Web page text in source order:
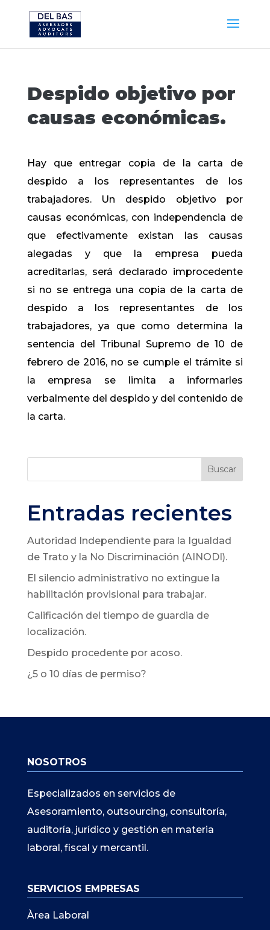
Despido objetivo por
causas económicas.
Hay que entregar copia de la carta de
despido a los representantes de los
trabajadores. Un despido objetivo por
causas económicas, con independencia de
que efectivamente existan las causas
alegadas y que la empresa pueda
acreditarlas, será declarado improcedente
si no se entrega una copia de la carta de
despido a los representantes de los
trabajadores, ya que como determina la
sentencia del Tribunal Supremo de 10 de
febrero de 2016, no se cumple el trámite si
la empresa se limita a informarles
verbalmente del despido y del contenido de
la carta.
Buscar
Entradas recientes
Autoridad Independiente para la Igualdad
de Trato y la No Discriminación (AINODI).
El silencio administrativo no extingue la
habilitación provisional para trabajar.
Calificación del tiempo de guardia de
localización.
Despido procedente por acoso.
¿5 o 10 días de permiso?
NOSOTROS
Especializados en servicios de
Asesoramiento, outsourcing, consultoría,
auditoría, jurídico y gestión en materia
laboral, fiscal y mercantil.
SERVICIOS EMPRESAS
Àrea Laboral